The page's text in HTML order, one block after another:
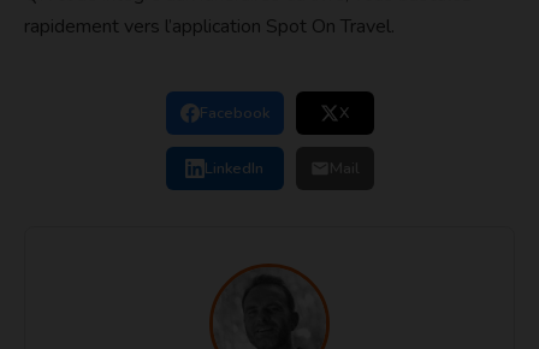
rapidement vers l’application Spot On Travel.
Facebook X
LinkedIn